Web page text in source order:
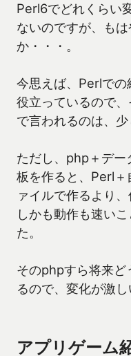
Perl6でどれくらい
ないのですが、も
か・・・。
今思えば、Perlでの
役立っているので
で言われるのは、少
ただし、php＋デ
板を作ると、Perl＋
ァイルで作るより
しかも動作も速い
た。
そのphpすら将来ど
るので、変化が激し
アプリゲーム